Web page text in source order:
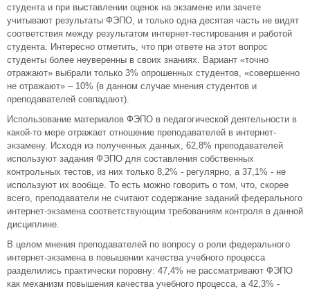
студента и при выставлении оценок на экзамене или зачете
учитывают результаты ФЭПО, и только одна десятая часть не видят
соответствия между результатом интернет-тестирования и работой
студента. Интересно отметить, что при ответе на этот вопрос
студенты более неуверенны в своих знаниях. Вариант «точно
отражают» выбрали только 3% опрошенных студентов, «совершенно
не отражают» – 10% (в данном случае мнения студентов и
преподавателей совпадают).
Использование материалов ФЭПО в педагогической деятельности в
какой-то мере отражает отношение преподавателей в интернет-
экзамену. Исходя из полученных данных, 62,8% преподавателей
используют задания ФЭПО для составления собственных
контрольных тестов, из них только 8,2% - регулярно, а 37,1% - не
используют их вообще. То есть можно говорить о том, что, скорее
всего, преподаватели не считают содержание заданий федерального
интернет-экзамена соответствующим требованиям контроля в данной
дисциплине.
В целом мнения преподавателей по вопросу о роли федерального
интернет-экзамена в повышении качества учебного процесса
разделились практически поровну: 47,4% не рассматривают ФЭПО
как механизм повышения качества учебного процесса, а 42,3% -